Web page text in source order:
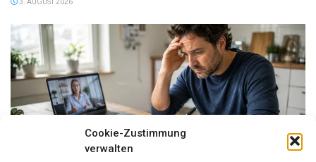
Cookie-Zustimmung
verwalten